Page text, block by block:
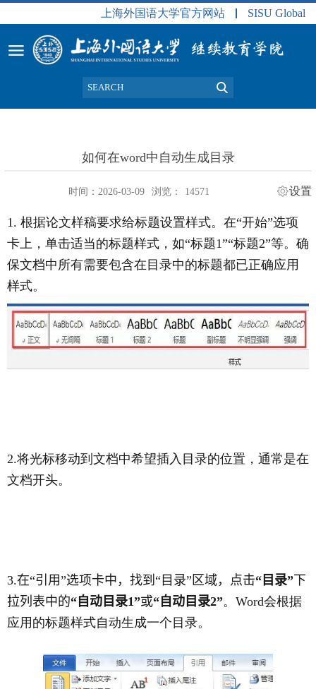
上海外国语大学官方网站 SISU Global
如何在word中自动生成目录
时间：2026-03-09 浏览： 14571 设置
1. 根据论文样稿要求给标题设置样式。在“开始”选项
卡上，单击适当的标题样式，如“标题1”“标题2”等。确
保文档中所有需要包含在目录中的标题都已正确应用
样式。
2.将光标移动到文档中希望插入目录的位置，通常是在
文档开头。
3.在“引用”选项卡中，找到“目录”区域，点击“目录”下
拉列表中的“自动目录1”或“自动目录2”。 Word会根据
应用的标题样式自动生成一个目录。